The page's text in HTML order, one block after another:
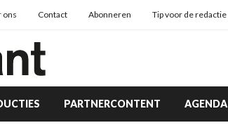
ons Contact Abonneren Tip voor de redactie
PARTNERCONTENT AGENDA